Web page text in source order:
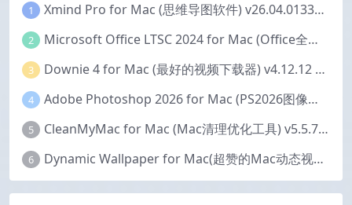
1 Xmind Pro for Mac (思维导图软件) v26.04.01337 永久激活版
2 Microsoft Office LTSC 2024 for Mac (Office全家桶) v16.111.2 中文激活版
3 Downie 4 for Mac (最好的视频下载器) v4.12.12 激活版
4 Adobe Photoshop 2026 for Mac (PS2026图像编辑处理软件) v27.6.0 中文版
5 CleanMyMac for Mac (Mac清理优化工具) v5.5.7 激活版
6 Dynamic Wallpaper for Mac(超赞的Mac动态视频壁纸) v25.4 激活版